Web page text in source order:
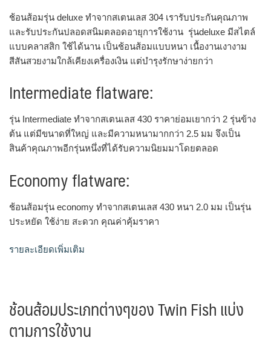
ช้อนส้อมรุ่น deluxe ทำจากสเตนเลส 304 เรารับประกันคุณภาพ
และรับประกันปลอดสนิมตลอดอายุการใช้งาน รุ่นdeluxe มีสไตล์
แบบคลาสสิก ใช้ได้นาน เป็นช้อนส้อมแบบหนา เนื้องานเงางาม
สีสันสวยงามใกล้เคียงเครื่องเงิน แต่บำรุงรักษาง่ายกว่า
Intermediate flatware:
รุ่น Intermediate ทำจากสเตนเลส 430 ราคาย่อมเยากว่า 2 รุ่นข้าง
ต้น แต่มีขนาดที่ใหญ่ และมีความหนามากกว่า 2.5 มม จึงเป็น
สินค้าคุณภาพอีกรุ่นหนึ่งที่ได้รับความนิยมมาโดยตลอด
Economy flatware:
ช้อนส้อมรุ่น economy ทำจากสเตนเลส 430 หนา 2.0 มม เป็นรุ่น
ประหยัด ใช้ง่าย สะดวก คุณค่าคุ้มราคา
รายละเอียดเพิ่มเติม
ช้อนส้อมประเภทต่างๆของ Twin Fish แบ่ง
ตามการใช้งาน